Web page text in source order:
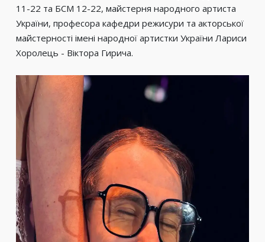
11-22 та БСМ 12-22, майстерня народного артиста
України, професора кафедри режисури та акторської
майстерності імені народної артистки України Лариси
Хоролець - Віктора Гирича.